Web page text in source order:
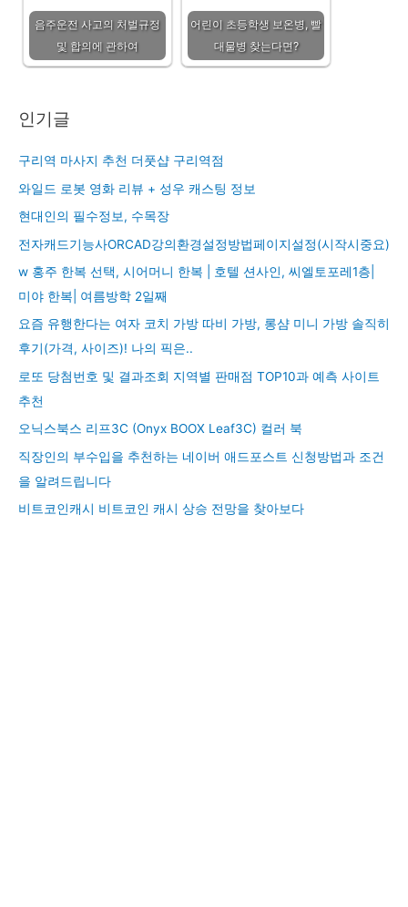
음주운전 사고의 처벌규정
및 합의에 관하여
어린이 초등학생 보온병, 빨
대물병 찾는다면?
인기글
구리역 마사지 추천 더풋샵 구리역점
와일드 로봇 영화 리뷰 + 성우 캐스팅 정보
현대인의 필수정보, 수목장
전자캐드기능사ORCAD강의환경설정방법페이지설정(시작시중요)
w 홍주 한복 선택, 시어머니 한복 | 호텔 션사인, 씨엘토포레1층|
미야 한복| 여름방학 2일째
요즘 유행한다는 여자 코치 가방 따비 가방, 롱샴 미니 가방 솔직히
후기(가격, 사이즈)! 나의 픽은..
로또 당첨번호 및 결과조회 지역별 판매점 TOP10과 예측 사이트
추천
오닉스북스 리프3C (Onyx BOOX Leaf3C) 컬러 북
직장인의 부수입을 추천하는 네이버 애드포스트 신청방법과 조건
을 알려드립니다
비트코인캐시 비트코인 캐시 상승 전망을 찾아보다